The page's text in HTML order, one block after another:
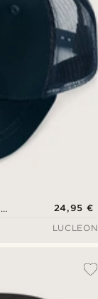
24,95 €
LUCLEON